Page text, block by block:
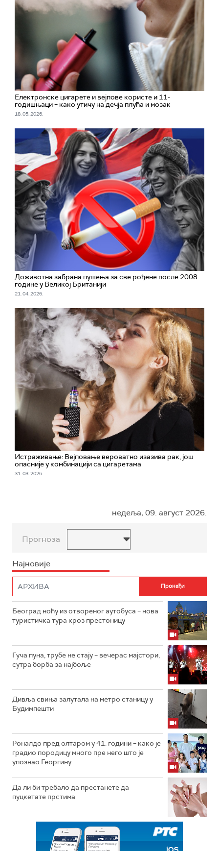
Електронске цигарете и вејпове користе и 11-
годишњаци – како утичу на дечја плућа и мозак
18. 05. 2026.
Доживотна забрана пушења за све рођене после 2008.
године у Великој Британији
21. 04. 2026.
Истраживање: Вејповање вероватно изазива рак, још
опасније у комбинацији са цигаретама
31. 03. 2026.
недеља, 09. август 2026.
Прогноза
Најновије
Београд ноћу из отвореног аутобуса – нова
туристичка тура кроз престоницу
Гуча пуна, трубе не стају – вечерас мајстори,
сутра борба за најбоље
Дивља свиња залутала на метро станицу у
Будимпешти
Роналдо пред олтаром у 41. години – како је
градио породицу много пре него што је
упознао Георгину
Да ли би требало да престанете да
пуцкетате прстима